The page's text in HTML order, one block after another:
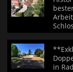
in